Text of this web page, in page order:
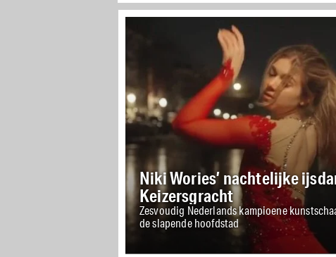
Niki Wories’ nachtelijke
Keizersgracht
Zesvoudig Nederlands kampioene
de slapende hoofdstad